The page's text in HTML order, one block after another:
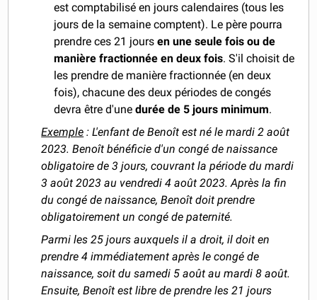
est comptabilisé en jours calendaires (tous les
jours de la semaine comptent). Le père pourra
prendre ces 21 jours en une seule fois ou de
manière fractionnée en deux fois. S'il choisit de
les prendre de manière fractionnée (en deux
fois), chacune des deux périodes de congés
devra être d'unedurée de 5 jours minimum.
Exemple : L'enfant de Benoît est né le mardi 2 août
2023. Benoît bénéficie d'un congé de naissance
obligatoire de 3 jours, couvrant la période du mardi
3 août 2023 au vendredi 4 août 2023.Après la fin
du congé de naissance, Benoît doit prendre
obligatoirement un congé de paternité.
Parmi les 25 jours auxquels il a droit, il doit en
prendre 4 immédiatement après le congé de
naissance, soit du samedi 5 août au mardi 8 août.
Ensuite, Benoît est libre de prendre les 21 jours